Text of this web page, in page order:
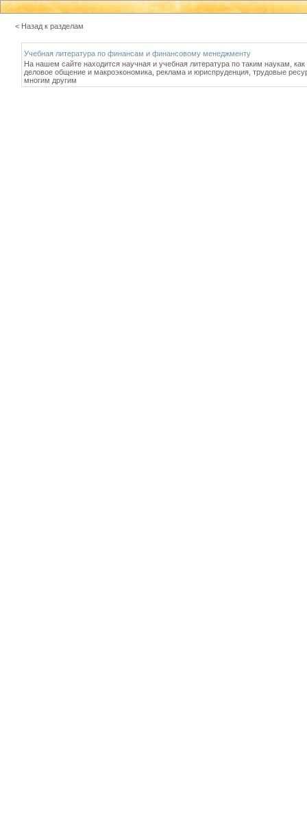
< Назад к разделам
Учебная литература по финансам и финансовому менеджменту
На нашем сайте находится научная и учебная литература по таким наукам,
деловое общение и макроэкономика, реклама и юриспруденция, трудовые
многим другим